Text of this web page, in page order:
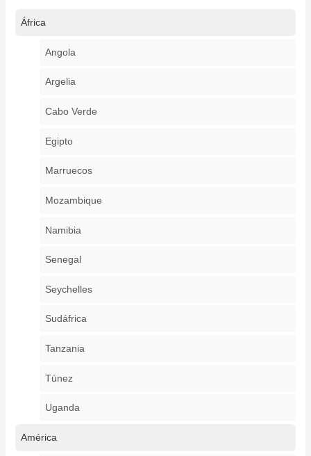
África
Angola
Argelia
Cabo Verde
Egipto
Marruecos
Mozambique
Namibia
Senegal
Seychelles
Sudáfrica
Tanzania
Túnez
Uganda
América